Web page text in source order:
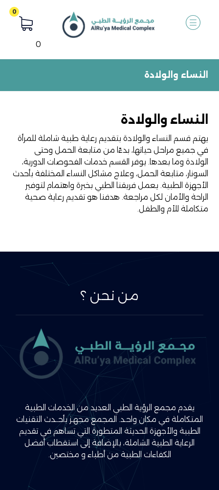
0
النساء والولادة
النساء والولادة
يهتم قسم النساء والولادة بتقديم رعاية طبية شاملة للمرأة
في جميع مراحل حياتها، بدءًا من متابعة الحمل وحتى
الولادة وما بعدها. يوفر القسم خدمات الفحوصات الدورية،
السونار، متابعة الحمل، وعلاج مشاكل النساء المختلفة بأحدث
الأجهزة الطبية. يعمل فريقنا الطبي بخبرة واهتمام لتوفير
الراحة والأمان لكل مراجعة. هدفنا هو تقديم رعاية صحية
متكاملة للأم والطفل.
من نحن ؟
يقدم مجمع الرؤية الطبي العديد من الخدمات الطبية
المتكاملة في مكان واحـد. المجمع مجهـز بأحــدث التقنيات
الطبية والأجهزة الحديثة المتطورة التي تساهم في تقديم
الرعاية الطبية الشاملة، بالإضافة إلى استقطاب أفضل
الكفاءات الطبية من أطباء و مختصين.